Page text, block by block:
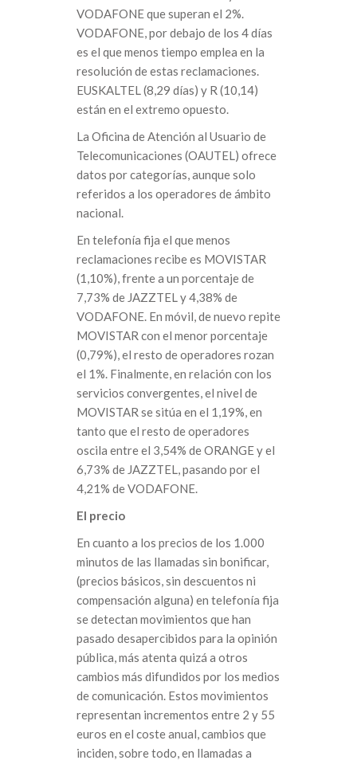
VODAFONE que superan el 2%.
VODAFONE, por debajo de los 4 días
es el que menos tiempo emplea en la
resolución de estas reclamaciones.
EUSKALTEL (8,29 días) y R (10,14)
están en el extremo opuesto.
La Oficina de Atención al Usuario de
Telecomunicaciones (OAUTEL) ofrece
datos por categorías, aunque solo
referidos a los operadores de ámbito
nacional.
En telefonía fija el que menos
reclamaciones recibe es MOVISTAR
(1,10%), frente a un porcentaje de
7,73% de JAZZTEL y 4,38% de
VODAFONE. En móvil, de nuevo repite
MOVISTAR con el menor porcentaje
(0,79%), el resto de operadores rozan
el 1%. Finalmente, en relación con los
servicios convergentes, el nivel de
MOVISTAR se sitúa en el 1,19%, en
tanto que el resto de operadores
oscila entre el 3,54% de ORANGE y el
6,73% de JAZZTEL, pasando por el
4,21% de VODAFONE.
El precio
En cuanto a los precios de los 1.000
minutos de las llamadas sin bonificar,
(precios básicos, sin descuentos ni
compensación alguna) en telefonía fija
se detectan movimientos que han
pasado desapercibidos para la opinión
pública, más atenta quizá a otros
cambios más difundidos por los medios
de comunicación. Estos movimientos
representan incrementos entre 2 y 55
euros en el coste anual, cambios que
inciden, sobre todo, en llamadas a